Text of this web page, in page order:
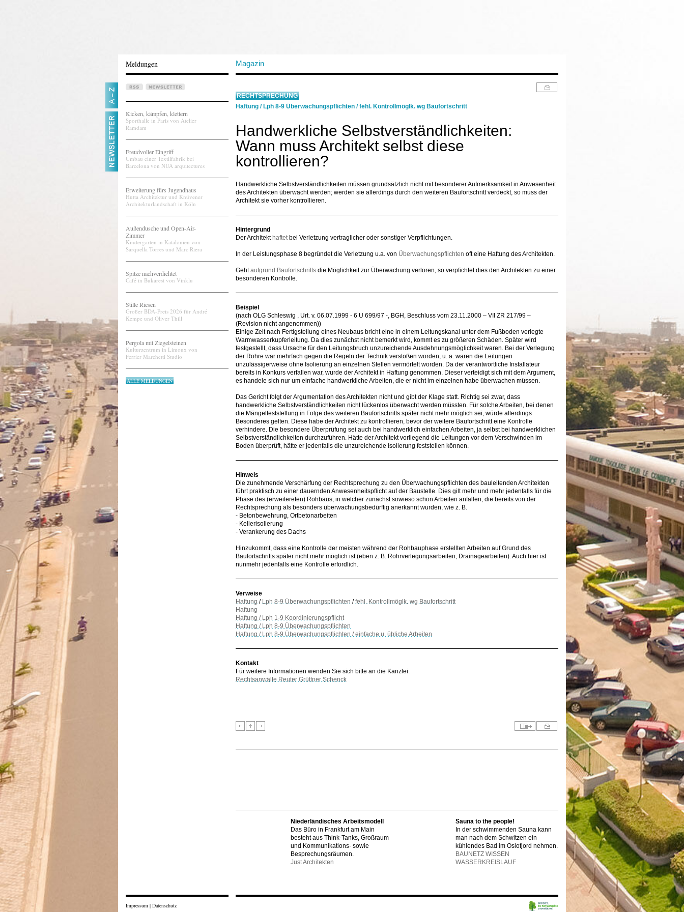
Meldungen Magazin
Kicken, kämpfen, klettern
Sporthalle in Paris von Atelier
Ramdam
Freudvoller Eingriff
Umbau einer Textilfabrik bei
Barcelona von NUA arquitectures
Erweiterung fürs Jugendhaus
Hutta Architektur und Knüvener
Architekturlandschaft in Köln
Außendusche und Open-Air-
Zimmer
Kindergarten in Katalonien von
Sarquella Torres und Marc Riera
Spitze nachverdichtet
Café in Bukarest von Vinklu
Stille Riesen
Großer BDA-Preis 2026 für André
Kempe und Oliver Thill
Pergola mit Ziegelsteinen
Kulturzentrum in Limoux von
Ferrier Marchetti Studio
ALLE MELDUNGEN
RECHTSPRECHUNG
Haftung / Lph 8-9 Überwachungspflichten /fehl. Kontrollmöglk. wg Baufortschritt
Handwerkliche Selbstverständlichkeiten:
Wann muss Architekt selbst diese
kontrollieren?
Handwerkliche Selbstverständlichkeiten müssen grundsätzlich nicht mit besonderer Aufmerksamkeit in Anwesenheit
des Architekten überwacht werden; werden sie allerdings durch den weiteren Baufortschritt verdeckt, so muss der
Architekt sie vorher kontrollieren.
Hintergrund
Der Architekt haftetbei Verletzung vertraglicher oder sonstiger Verpflichtungen.
In der Leistungsphase 8 begründet die Verletzung u.a. von Überwachungspflichten oft eine Haftung des Architekten.
Gehtaufgrund Baufortschritts die Möglichkeit zur Überwachung verloren, so verpfichtet dies den Architekten zu einer
besonderen Kontrolle.
Beispiel
(nach OLG Schleswig , Urt. v. 06.07.1999 - 6 U 699/97 -, BGH, Beschluss vom 23.11.2000 – VII ZR 217/99 –
(Revision nicht angenommen))
Einige Zeit nach Fertigstellung eines Neubaus bricht eine in einem Leitungskanal unter dem Fußboden verlegte
Warmwasserkupferleitung. Da dies zunächst nicht bemerkt wird, kommt es zu größeren Schäden. Später wird
festgestellt, dass Ursache für den Leitungsbruch unzureichende Ausdehnungsmöglichkeit waren. Bei der Verlegung
der Rohre war mehrfach gegen die Regeln der Technik verstoßen worden, u. a. waren die Leitungen
unzulässigerweise ohne Isolierung an einzelnen Stellen vermörtelt worden. Da der verantwortliche Installateur
bereits in Konkurs verfallen war, wurde der Architekt in Haftung genommen. Dieser verteidigt sich mit dem Argument,
es handele sich nur um einfache handwerkliche Arbeiten, die er nicht im einzelnen habe überwachen müssen.
Das Gericht folgt der Argumentation des Architekten nicht und gibt der Klage statt. Richtig sei zwar, dass
handwerkliche Selbstverständlichkeiten nicht lückenlos überwacht werden müssten. Für solche Arbeiten, bei denen
die Mängelfeststellung in Folge des weiteren Baufortschritts später nicht mehr möglich sei, würde allerdings
Besonderes gelten. Diese habe der Architekt zu kontrollieren, bevor der weitere Baufortschritt eine Kontrolle
verhindere. Die besondere Überprüfung sei auch bei handwerklich einfachen Arbeiten, ja selbst bei handwerklichen
Selbstverständlichkeiten durchzuführen. Hätte der Architekt vorliegend die Leitungen vor dem Verschwinden im
Boden überprüft, hätte er jedenfalls die unzureichende Isolierung feststellen können.
Hinweis
Die zunehmende Verschärfung der Rechtsprechung zu den Überwachungspflichten des bauleitenden Architekten
führt praktisch zu einer dauernden Anwesenheitspflicht auf der Baustelle. Dies gilt mehr und mehr jedenfalls für die
Phase des (erweitereten) Rohbaus, in welcher zunächst sowieso schon Arbeiten anfallen, die bereits von der
Rechtsprechung als besonders überwachungsbedürftig anerkannt wurden, wie z. B.
- Betonbewehrung, Ortbetonarbeiten
- Kellerisolierung
- Verankerung des Dachs
Hinzukommt, dass eine Kontrolle der meisten während der Rohbauphase erstellten Arbeiten auf Grund des
Baufortschritts später nicht mehr möglich ist (eben z. B. Rohrverlegungsarbeiten, Drainagearbeiten). Auch hier ist
nunmehr jedenfalls eine Kontrolle erfordlich.
Verweise
Haftung / Lph 8-9 Überwachungspflichten /fehl. Kontrollmöglk. wg Baufortschritt
Haftung
Haftung / Lph 1-9 Koordinierungspflicht
Haftung / Lph 8-9 Überwachungspflichten
Haftung / Lph 8-9 Überwachungspflichten / einfache u. übliche Arbeiten
Kontakt
Für weitere Informationen wenden Sie sich bitte an die Kanzlei:
Rechtsanwälte Reuter Grüttner Schenck
Niederländisches Arbeitsmodell
Das Büro in Frankfurt am Main
besteht aus Think-Tanks, Großraum
und Kommunikations- sowie
Besprechungsräumen.
Just Architekten
Sauna to the people!
In der schwimmenden Sauna kann
man nach dem Schwitzen ein
kühlendes Bad im Oslofjord nehmen.
BAUNETZ WISSEN
WASSERKREISLAUF
Impressum | Datenschutz